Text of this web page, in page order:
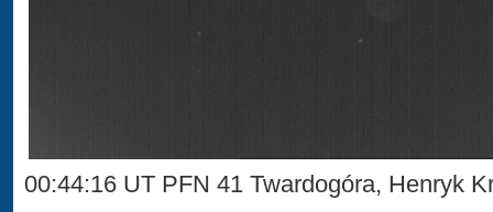
00:44:16 UT PFN 41 Twardogóra, Henryk